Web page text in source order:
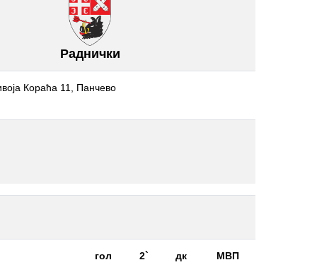
Раднички
Кораћа 11, Панчево
гол 2` дк МВП